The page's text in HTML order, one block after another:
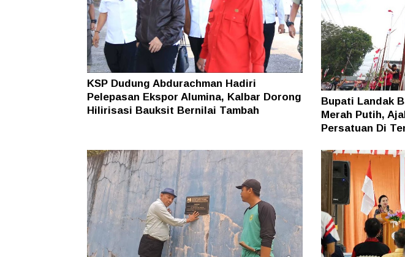
KSP Dudung Abdurachman Hadiri
Pelepasan Ekspor Alumina, Kalbar Dorong
Hilirisasi Bauksit Bernilai Tambah
Bupati Landak
Merah Putih,
Persatuan Di